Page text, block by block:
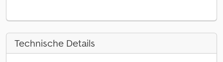
Technische Details